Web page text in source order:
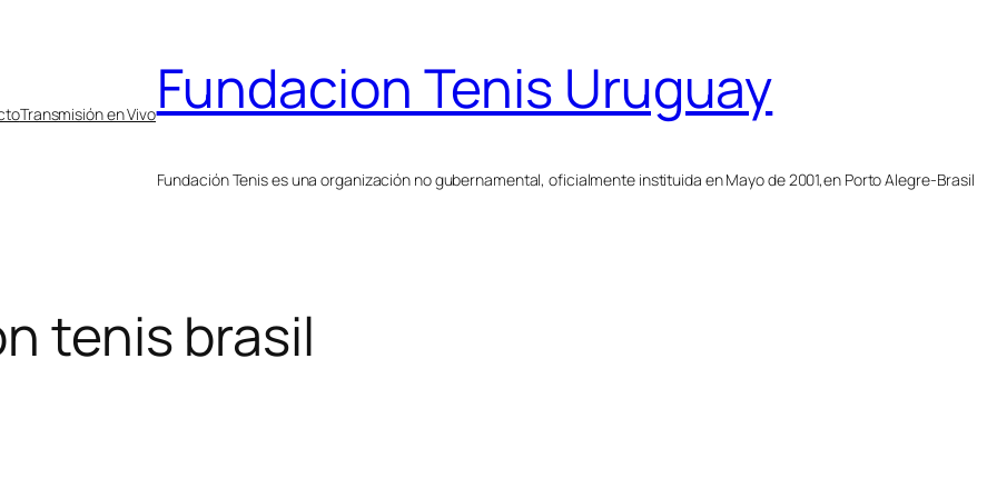
Transmisión en Vivo Fundacion Tenis Uruguay
Fundación Tenis es una organización no gubernamental, oficialmente instituida en Mayo de 2001,en Porto Alegre-Brasil
tenis brasil